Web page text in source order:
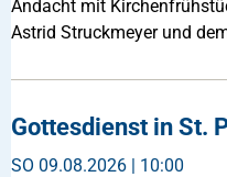
Andacht mit
Astrid Struckmeyer und
Gottesdienst in St.
SO 09.08.2026 | 10:00